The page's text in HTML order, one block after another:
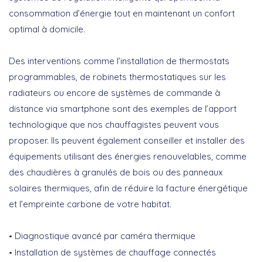
consommation d’énergie tout en maintenant un confort
optimal à domicile.
Des interventions comme l’installation de thermostats
programmables, de robinets thermostatiques sur les
radiateurs ou encore de systèmes de commande à
distance via smartphone sont des exemples de l’apport
technologique que nos chauffagistes peuvent vous
proposer. Ils peuvent également conseiller et installer des
équipements utilisant des énergies renouvelables, comme
des chaudières à granulés de bois ou des panneaux
solaires thermiques, afin de réduire la facture énergétique
et l’empreinte carbone de votre habitat.
Diagnostique avancé par caméra thermique
Installation de systèmes de chauffage connectés